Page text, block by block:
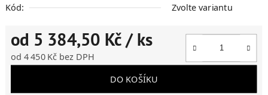
Kód:
Zvolte variantu
od 5 384,50 Kč/ ks
od 4 450 Kč bez DPH
DO KOŠÍKU